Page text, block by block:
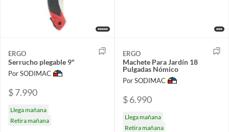
ERGO
Serrucho plegable 9"
Por SODIMAC
$ 7.990
Llega mañana
Retira mañana
ERGO
Machete Para Jardín 18
Pulgadas Nómico
Por SODIMAC
$ 6.990
Llega mañana
Retira mañana